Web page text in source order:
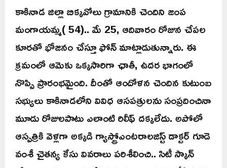
కాకినాడ జిల్లా బిక్కవోలు గ్రామానికి చెందిని జంప
మంగాయమ్మ( 54).. మే 25, ఆదివారం రోజున చేపల
కూరతో భోజనం చేస్తూ ఫోన్ మాట్లాడుతున్నారు. ఈ
క్రమంలో ఆమెకు ఒక్కసారిగా ఛాతీ, ఉదర భాగంలో
నొప్పి ప్రారంభమైంది. దీంతో ఆందోళన చెందిన కుటుంబ
సభ్యులు కాకినాడలోని వివిధ ఆసపత్రులను సంప్రదించినా
మూడు రోజులపాటు ఎలాంటి రిలీఫ్ దక్కలేదు. అపోలో
ఆస్పత్రికి వెళ్లగా అక్కడి గ్యాస్ట్రోఎంటరాలజిస్ట్ డాక్టర్ గూడె
వంశీ చైతన్య కేసు వివరాలు పరిశీలించి.. సిటీ స్కాన్